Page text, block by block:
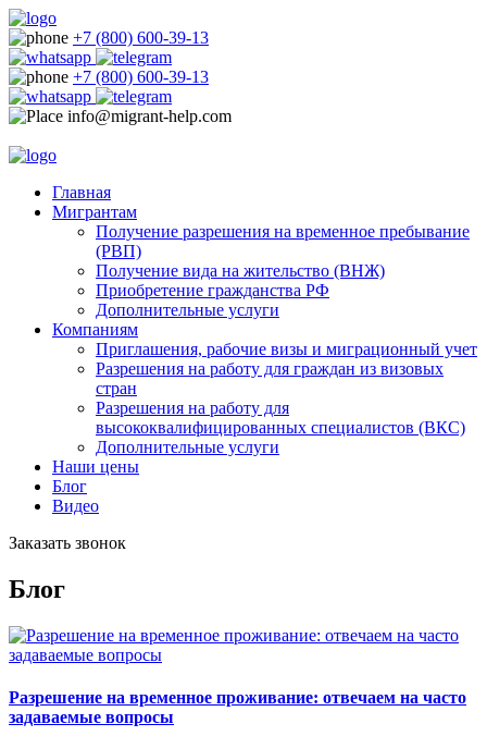
+7 (800) 600-39-13
+7 (800) 600-39-13
info@migrant-help.com
Главная
Мигрантам
Получение разрешения на временное пребывание
(РВП)
Получение вида на жительство (ВНЖ)
Приобретение гражданства РФ
Дополнительные услуги
Компаниям
Приглашения, рабочие визы и миграционный учет
Разрешения на работу для граждан из визовых
стран
Разрешения на работу для
высококвалифицированных специалистов (ВКС)
Дополнительные услуги
Наши цены
Блог
Видео
Заказать звонок
Блог
Разрешение на временное проживание: отвечаем на часто
задаваемые вопросы